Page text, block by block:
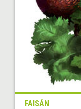
FAISÁN